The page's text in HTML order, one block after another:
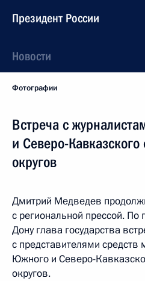
Президент России
Новости
Фотографии
Встреча с
и Северо-
округов
Дмитрий Медведев
с региональной прессой.
Дону глава государства
с представителями
Южного и Северо-
округов.